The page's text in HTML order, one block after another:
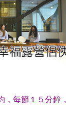
，每節１５分鐘，